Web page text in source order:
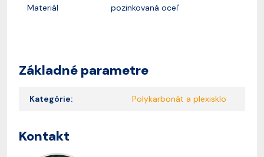
Materiál pozinkovaná oceľ
Základné parametre
Kategórie: Polykarbonát a plexisklo
Kontakt